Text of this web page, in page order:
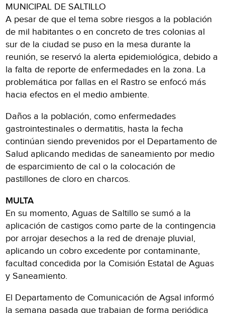
MUNICIPAL DE SALTILLO
A pesar de que el tema sobre riesgos a la población
de mil habitantes o en concreto de tres colonias al
sur de la ciudad se puso en la mesa durante la
reunión, se reservó la alerta epidemiológica, debido a
la falta de reporte de enfermedades en la zona. La
problemática por fallas en el Rastro se enfocó más
hacia efectos en el medio ambiente.
Daños a la población, como enfermedades
gastrointestinales o dermatitis, hasta la fecha
continúan siendo prevenidos por el Departamento de
Salud aplicando medidas de saneamiento por medio
de esparcimiento de cal o la colocación de
pastillones de cloro en charcos.
MULTA
En su momento, Aguas de Saltillo se sumó a la
aplicación de castigos como parte de la contingencia
por arrojar desechos a la red de drenaje pluvial,
aplicando un cobro excedente por contaminante,
facultad concedida por la Comisión Estatal de Aguas
y Saneamiento.
El Departamento de Comunicación de Agsal informó
la semana pasada que trabajan de forma periódica